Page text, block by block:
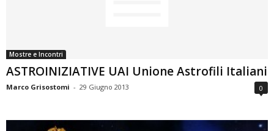
Mostre e Incontri
ASTROINIZIATIVE UAI Unione Astrofili Italiani
Marco Grisostomi - 29 Giugno 2013 0